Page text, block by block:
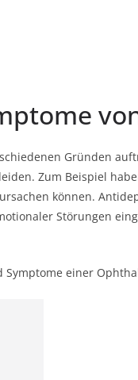
Gründen
Zum Beispiel
können.
Störungen
einer